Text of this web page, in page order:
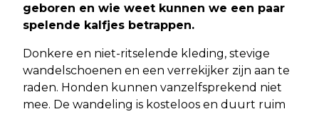
geboren en wie weet kunnen we een paar
spelende kalfjes betrappen.
Donkere en niet-ritselende kleding, stevige
wandelschoenen en een verrekijker zijn aan te
raden. Honden kunnen vanzelfsprekend niet
mee. De wandeling is kosteloos en duurt ruim